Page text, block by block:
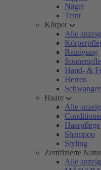
Nägel
Teint
Körper
Alle
Reinigung
Hand- &
Herren
Haare
Alle
Haarpflege
Shampoo
Styling
Zertifizierte
Alle